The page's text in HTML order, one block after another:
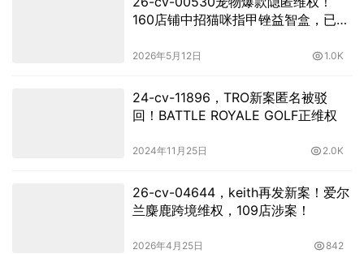
160店铺中招猫咪指甲锉益智盒，已
2026年5月12日 1.0K
24-cv-11896，TRO新案匿名被驳
回！BATTLE ROYALE GOLF正维权
2024年11月25日 2.0K
26-cv-04644，keith再发新案！爱尔
兰麋鹿跨境维权，109店涉案！
2026年4月25日 842